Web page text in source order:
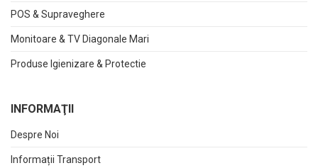
POS & Supraveghere
Monitoare & TV Diagonale Mari
Produse Igienizare & Protectie
INFORMAŢII
Despre Noi
Informații Transport